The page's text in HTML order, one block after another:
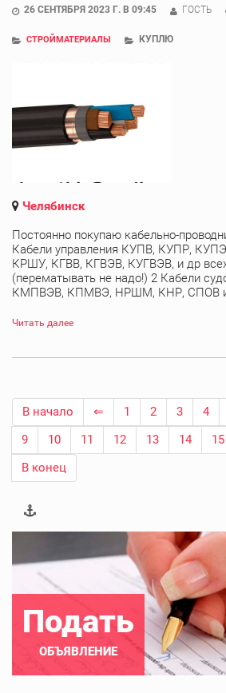
26 СЕНТЯБРЯ 2023 Г. В 09:45 ГОСТЬ
СТРОЙМАТЕРИАЛЫ КУПЛЮ
Челябинск
Постоянно покупаю кабельно-
Кабели управления КУПВ, КУПР,
КРШУ, КГВВ, КГВЭВ, КУГВЭВ, и др
(перематывать не надо!) 2 Кабели
КМПВЭВ, КПМВЭ, НРШМ, КНР, СПОВ и
Читать далее
В начало ⇐ 1 2 3 4
9
10 11 12 13 14 15
В конец
Подать
ОБЪЯВЛЕНИЕ